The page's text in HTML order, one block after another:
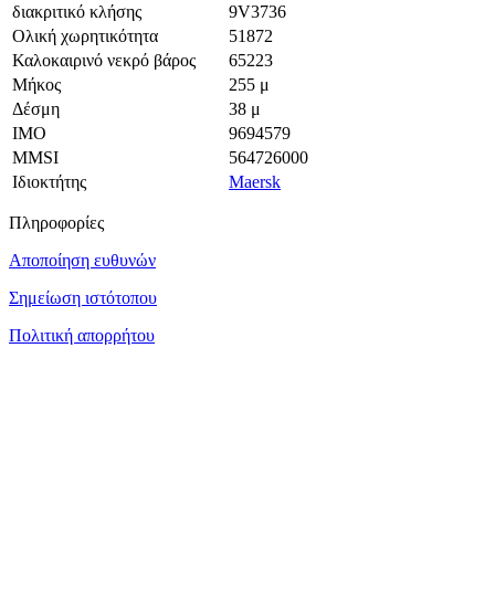
διακριτικό κλήσης
9V3736
Ολική χωρητικότητα
51872
Καλοκαιρινό νεκρό βάρος
65223
Μήκος
255 μ
Δέσμη
38 μ
ΙΜΟ
9694579
MMSI
564726000
Ιδιοκτήτης
Maersk
Πληροφορίες
Αποποίηση ευθυνών
Σημείωση ιστότοπου
Πολιτική απορρήτου